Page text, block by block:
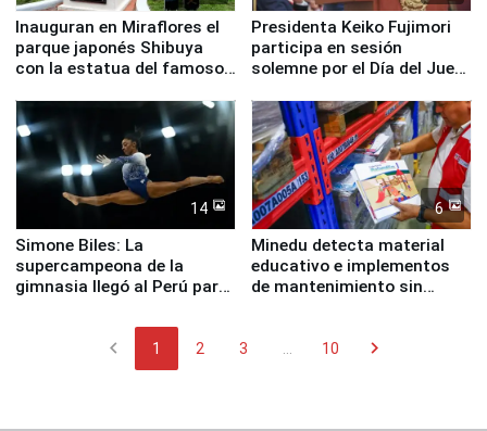
Inauguran en Miraflores el
parque japonés Shibuya
con la estatua del famoso
Presidenta Keiko Fujimori
participa en sesión
solemne por el Día del Juez
14
Simone Biles: La
supercampeona de la
gimnasia llegó al Perú para
Panamericanos Lima 2027
6
Minedu detecta material
educativo e implementos
de mantenimiento sin
chevron_left 1 2 3 10 chevron_right